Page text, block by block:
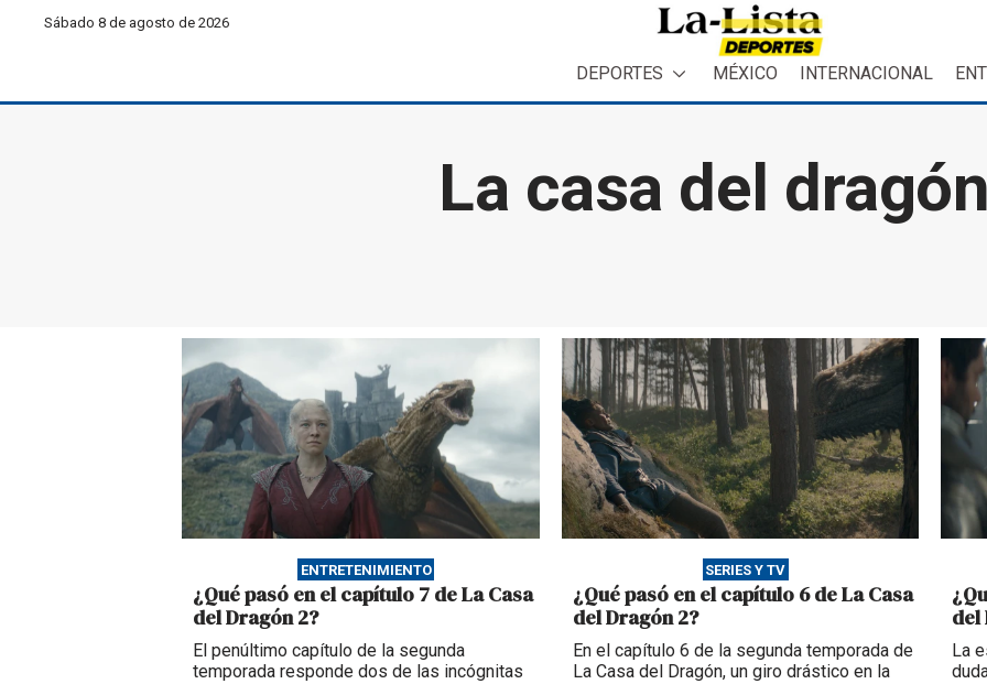
Sábado 8 de agosto de 2026
DEPORTES MÉXICO INTERNACIONAL
La casa del
ENTRETENIMIENTO
¿Qué pasó en el capítulo 7 de La Casa
del Dragón 2?
El penúltimo capítulo de la segunda
temporada responde dos de las incógnitas
SERIES Y TV
¿Qué pasó en el capítulo 6 de La Casa
del Dragón 2?
En el capítulo 6 de la segunda temporada de
La Casa del Dragón, un giro drástico en la
del
La